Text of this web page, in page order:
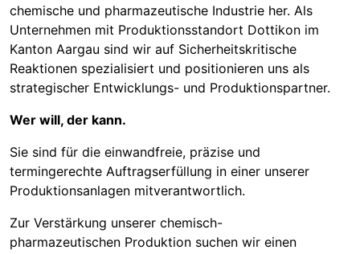
chemische und pharmazeutische Industrie her. Als
Unternehmen mit Produktionsstandort Dottikon im
Kanton Aargau sind wir auf Sicherheitskritische
Reaktionen spezialisiert und positionieren uns als
strategischer Entwicklungs- und Produktionspartner.
Wer will, der kann.
Sie sind für die einwandfreie, präzise und
termingerechte Auftragserfüllung in einer unserer
Produktionsanlagen mitverantwortlich.
Zur Verstärkung unserer chemisch-
pharmazeutischen Produktion suchen wir einen